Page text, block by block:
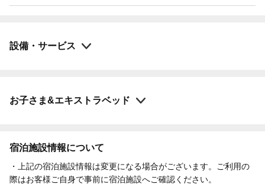
設備・サービス
お子さま&エキストラベッド
宿泊施設情報について
・上記の宿泊施設情報は変更になる場合がございます。ご利用の
際はお客様ご自身で事前に宿泊施設へご確認ください。